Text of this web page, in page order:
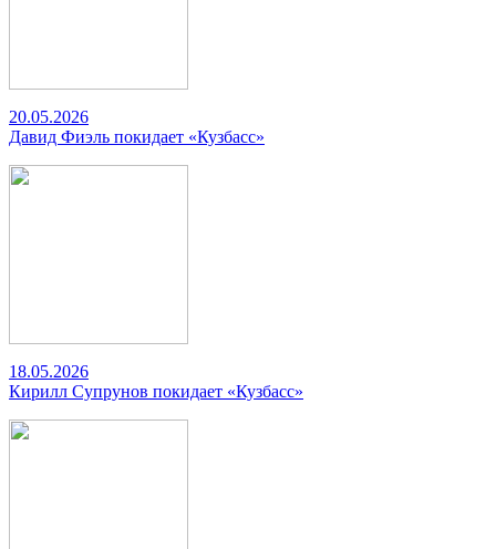
20.05.2026
Давид Фиэль покидает «Кузбасс»
18.05.2026
Кирилл Супрунов покидает «Кузбасс»